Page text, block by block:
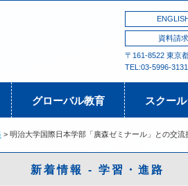
資料請求
〒161-8522 東京
TEL:03-5996-
グローバル教育 スクー
明治大学国際日本学部「廣森ゼミナール」との交流
新着情報 - 学習・進路